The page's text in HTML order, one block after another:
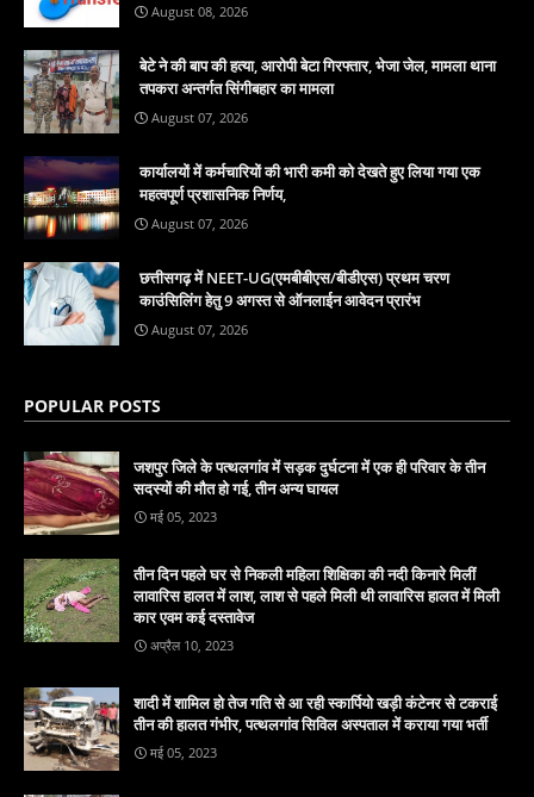
August 08, 2026
बेटे ने की बाप की हत्या, आरोपी बेटा गिरफ्तार, भेजा जेल, मामला थाना
तपकरा अन्तर्गत सिंगीबहार का मामला
August 07, 2026
कार्यालयों में कर्मचारियों की भारी कमी को देखते हुए लिया गया एक
महत्वपूर्ण प्रशासनिक निर्णय,
August 07, 2026
छत्तीसगढ़ में NEET-UG(एमबीबीएस/बीडीएस) प्रथम चरण
काउंसिलिंग हेतु 9 अगस्त से ऑनलाईन आवेदन प्रारंभ
August 07, 2026
POPULAR POSTS
जशपुर जिले के पत्थलगांव में सड़क दुर्घटना में एक ही परिवार के तीन
सदस्यों की मौत हो गई, तीन अन्य घायल
मई 05, 2023
तीन दिन पहले घर से निकली महिला शिक्षिका की नदी किनारे मिलीं
लावारिस हालत में लाश, लाश से पहले मिली थी लावारिस हालत में मिली
कार एवम कई दस्तावेज
अप्रैल 10, 2023
शादी में शामिल हो तेज गति से आ रही स्कार्पियो खड़ी कंटेनर से टकराई
तीन की हालत गंभीर, पत्थलगांव सिविल अस्पताल में कराया गया भर्ती
मई 05, 2023